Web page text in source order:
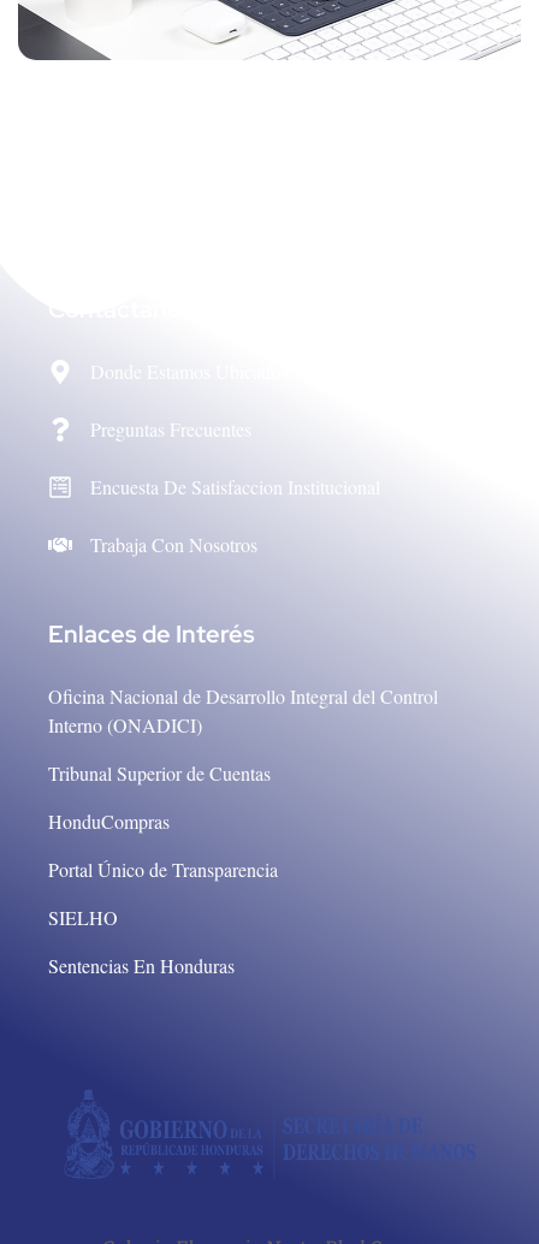
Donde Estamos Ubicados
Preguntas Frecuentes
Encuesta De Satisfaccion Institucional
Trabaja Con Nosotros
Enlaces de Interés
Oficina Nacional de Desarrollo Integral del Control
Interno (ONADICI)
Tribunal Superior de Cuentas
HonduCompras
Portal Único de Transparencia
SIELHO
Sentencias En Honduras